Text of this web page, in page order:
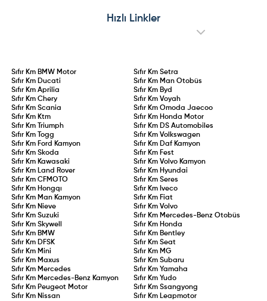
sürücülük süresi kanunlaştı. 75 ceza
puanının aşılması, 0,20 promil üzeri
arızalar ve Ford Edsel’i aratmayan
performansıyla model adeta sınıfta
Hızlı Linkler
Sıfır Km BMW Motor Sıfır Km Setra
Sıfır Km Ducati Sıfır Km Man Otobüs
Sıfır KmAprilia Sıfır Km Byd
Sıfır KmChery Sıfır Km Voyah
Sıfır KmScania Sıfır Km Omoda Jaecoo
Sıfır Km Ktm Sıfır Km Honda Motor
Sıfır Km
Triumph Sıfır Km DS Automobiles
Sıfır Km
Togg Sıfır Km Volkswagen
Sıfır Km Ford Kamyon Sıfır Km Daf Kamyon
Sıfır KmSkoda Sıfır Km Fest
Sıfır Km Kawasaki Sıfır Km Volvo Kamyon
Sıfır Km Land Rover Sıfır Km Hyundai
Sıfır KmCFMOTO Sıfır Km Seres
Sıfır Km Hongqı Sıfır Km Iveco
Sıfır Km Man Kamyon Sıfır Km Fiat
Sıfır Km Nieve Sıfır Km Volvo
Sıfır KmSuzuki Sıfır Km Mercedes-Benz Otobüs
Sıfır KmSkywell Sıfır Km Honda
Sıfır Km BMW Sıfır Km Bentley
Sıfır Km DFSK Sıfır Km Seat
Sıfır Km Mini Sıfır Km MG
Sıfır Km Maxus Sıfır Km Subaru
Sıfır Km Mercedes Sıfır Km Yamaha
Sıfır Km Mercedes-Benz Kamyon Sıfır Km Yudo
Sıfır Km Peugeot Motor Sıfır Km Ssangyong
Sıfır Km Nissan Sıfır Km Leapmotor